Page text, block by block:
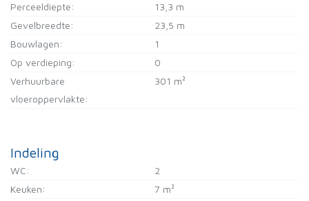
Perceeldiepte:
13,3 m
Gevelbreedte:
23,5 m
Bouwlagen:
1
Op verdieping:
0
Verhuurbare
vloeroppervlakte:
301 m²
Indeling
WC:
2
Keuken:
7 m²